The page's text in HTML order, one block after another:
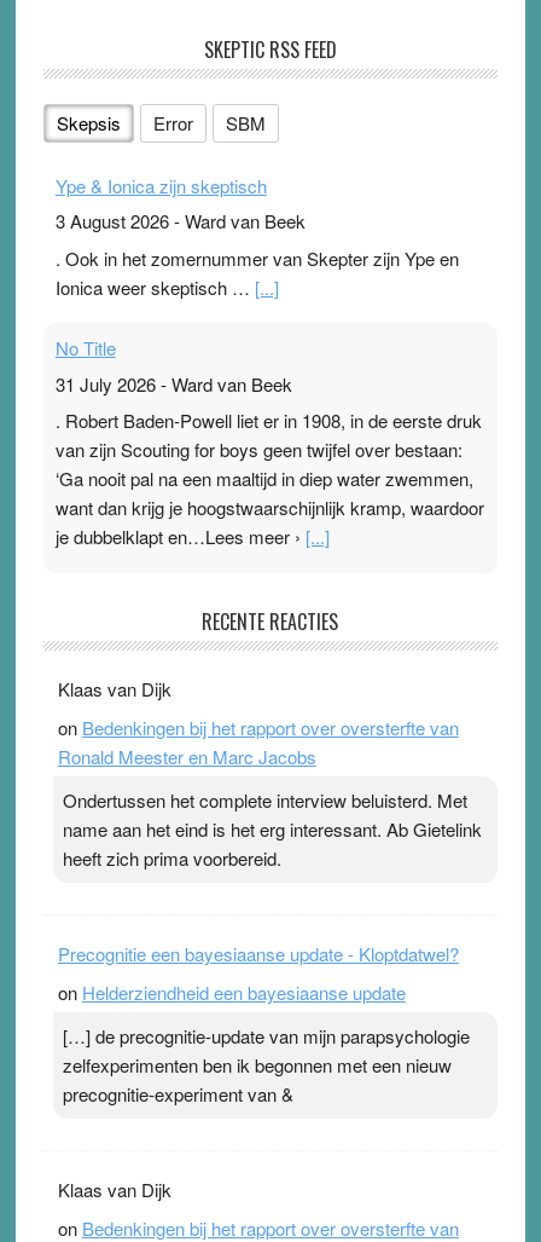
SKEPTIC RSS FEED
Skepsis Error SBM
Ype & Ionica zijn skeptisch
3 August 2026-Ward van Beek
. Ook in het zomernummer van Skepter zijn Ype en
Ionica weer skeptisch … [...]
No Title
31 July 2026-Ward van Beek
. Robert Baden-Powell liet er in 1908, in de eerste druk
van zijn Scouting for boys geen twijfel over bestaan:
‘Ga nooit pal na een maaltijd in diep water zwemmen,
want dan krijg je hoogstwaarschijnlijk kramp, waardoor
je dubbelklapt en…Lees meer › [...]
Ward van Beek
topsporters. Ze hopen ermee hun hartslag te verlagen
terwijl ze meer zuurstof opnemen. Daarop heeft zo’n
pleister geen effect. Maar het gevoel ‘makkelijker te
Pleisterplakkers in de topspsort ›[...]
RECENTE REACTIES
Klaas van Dijk
on Bedenkingen bij het rapport over oversterfte van
Ronald Meester en Marc Jacobs
Ondertussen het complete interview beluisterd. Met
name aan het eind is het erg interessant. Ab Gietelink
heeft zich prima voorbereid.
Precognitie een bayesiaanse update - Kloptdatwel?
on Helderziendheid een bayesiaanse update
[…] de precognitie-update van mijn parapsychologie
zelfexperimenten ben ik begonnen met een nieuw
precognitie-experiment van &
Klaas van Dijk
on Bedenkingen bij het rapport over oversterfte van